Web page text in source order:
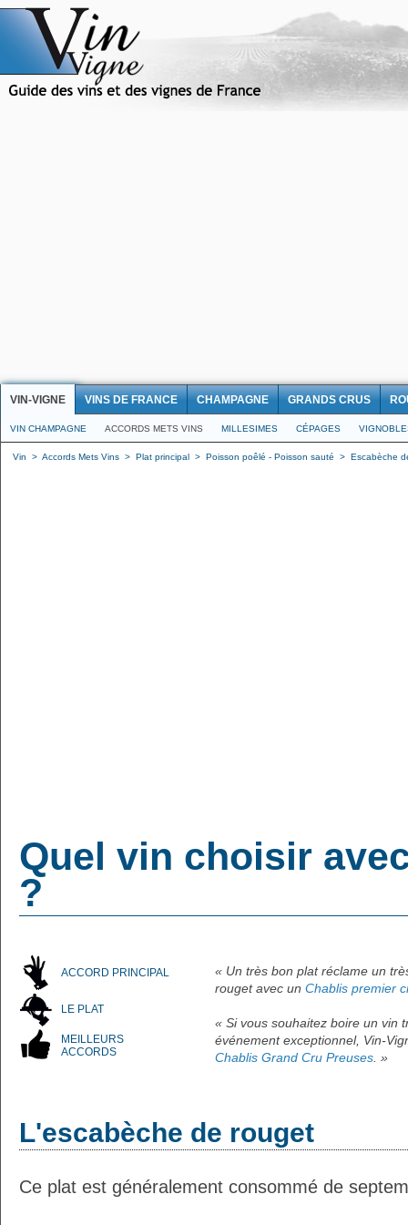
VIN-VIGNE VINS DE FRANCE CHAMPAGNE GRANDS CRUS
VIN CHAMPAGNE ACCORDS METS VINS MILLESIMES CÉPAGES
Vin > Accords Mets Vins > Plat principal > Poisson poêlé - Poisson sauté > Escabèche
Quel vin choisir
?
ACCORD PRINCIPAL
LE PLAT
MEILLEURS
ACCORDS
« Un très bon plat réclame un
rouget avec un Chablis premier
« Si vous souhaitez boire un vin
événement exceptionnel, Vin-
Chablis Grand Cru Preuses. »
L'escabèche de rouget
Ce plat est généralement consommé de